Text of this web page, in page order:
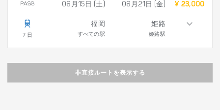
PASS
7 日
08月15日 (土)
福岡
すべての駅
08月21日 (金)
姫路
姫路駅
¥ 23,000
非直接ルートを表示する